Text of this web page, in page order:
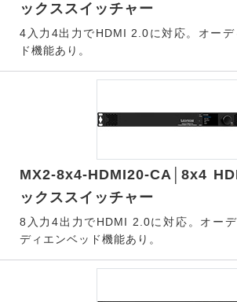
ックススイッチャー
4入力4出力でHDMI 2.0に対応。オーデ
ド機能あり。
MX2-8x4-HDMI20-CA│8x4
ックススイッチャー
8入力4出力でHDMI 2.0に対応。オー
ディエンベッド機能あり。